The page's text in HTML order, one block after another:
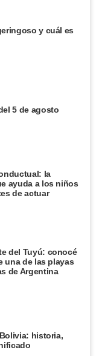
y cuál es
5 de agosto
la
ayuda a los niños
de actuar
del Tuyú: conocé
una de las playas
de Argentina
historia,